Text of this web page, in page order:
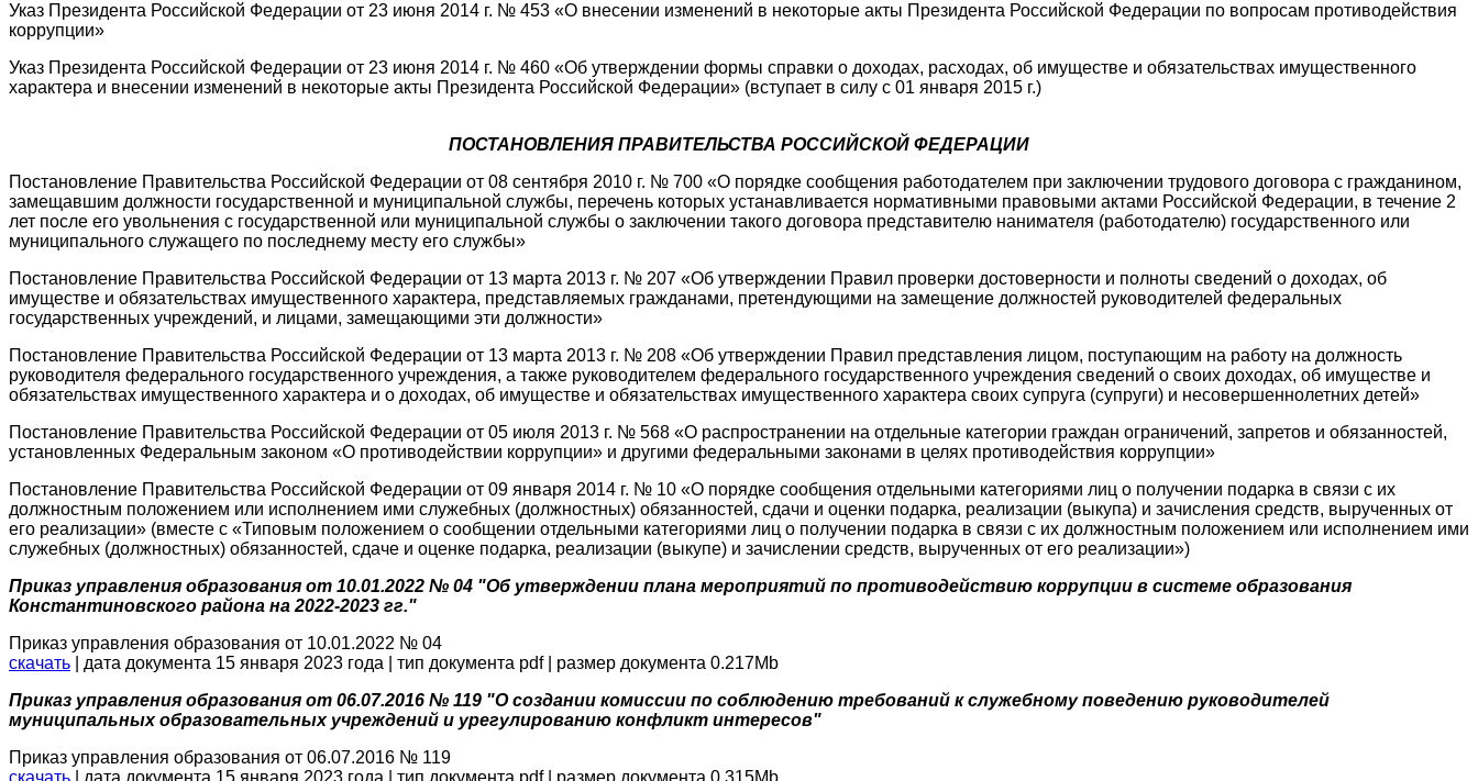
Указ Президента Российской Федерации от 23 июня 2014 г. № 453 «О внесении изменений в некоторые акты Президента Российской Федерации по вопросам противодействия
коррупции»
Указ Президента Российской Федерации от 23 июня 2014 г. № 460 «Об утверждении формы справки о доходах, расходах, об имуществе и обязательствах имущественного
характера и внесении изменений в некоторые акты Президента Российской Федерации» (вступает в силу с 01 января 2015 г.)
ПОСТАНОВЛЕНИЯ ПРАВИТЕЛЬСТВА РОССИЙСКОЙ ФЕДЕРАЦИИ
Постановление Правительства Российской Федерации от 08 сентября 2010 г. № 700 «О порядке сообщения работодателем при заключении трудового договора с гражданином,
замещавшим должности государственной и муниципальной службы, перечень которых устанавливается нормативными правовыми актами Российской Федерации, в течение 2
лет после его увольнения с государственной или муниципальной службы о заключении такого договора представителю нанимателя (работодателю) государственного или
муниципального служащего по последнему месту его службы»
Постановление Правительства Российской Федерации от 13 марта 2013 г. № 207 «Об утверждении Правил проверки достоверности и полноты сведений о доходах, об
имуществе и обязательствах имущественного характера, представляемых гражданами, претендующими на замещение должностей руководителей федеральных
государственных учреждений, и лицами, замещающими эти должности»
Постановление Правительства Российской Федерации от 13 марта 2013 г. № 208 «Об утверждении Правил представления лицом, поступающим на работу на должность
руководителя федерального государственного учреждения, а также руководителем федерального государственного учреждения сведений о своих доходах, об имуществе и
обязательствах имущественного характера и о доходах, об имуществе и обязательствах имущественного характера своих супруга (супруги) и несовершеннолетних детей»
Постановление Правительства Российской Федерации от 05 июля 2013 г. № 568 «О распространении на отдельные категории граждан ограничений, запретов и обязанностей,
установленных Федеральным законом «О противодействии коррупции» и другими федеральными законами в целях противодействия коррупции»
Постановление Правительства Российской Федерации от 09 января 2014 г. № 10 «О порядке сообщения отдельными категориями лиц о получении подарка в связи с их
должностным положением или исполнением ими служебных (должностных) обязанностей, сдачи и оценки подарка, реализации (выкупа) и зачисления средств, вырученных от
его реализации» (вместе с «Типовым положением о сообщении отдельными категориями лиц о получении подарка в связи с их должностным положением или исполнением ими
служебных (должностных) обязанностей, сдаче и оценке подарка, реализации (выкупе) и зачислении средств, вырученных от его реализации»)
Приказ управления образования от 10.01.2022 № 04 "Об утверждении плана мероприятий по противодействию коррупции в системе образования
Константиновского района на 2022-2023 гг."
Приказ управления образования от 10.01.2022 № 04
скачать | дата документа 15 января 2023 года | тип документа pdf | размер документа 0.217Mb
Приказ управления образования от 06.07.2016 № 119 "О создании комиссии по соблюдению требований к служебному поведению руководителей
муниципальных образовательных учреждений и урегулированию конфликт интересов"
Приказ управления образования от 06.07.2016 № 119
скачать | дата документа 15 января 2023 года | тип документа pdf | размер документа 0.315Mb